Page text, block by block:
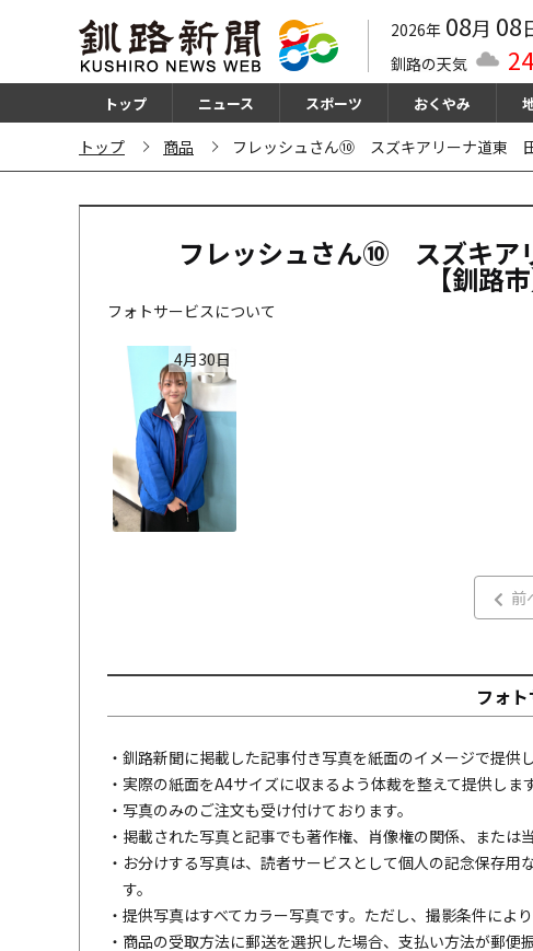
2026年 08月 08
釧路の天気
トップ ニュース スポーツ おくやみ
トップ 商品 フレッシュさん⑩ スズキアリーナ道東
フレッシュさん⑩ スズキア
【釧路
フォトサービスについて
4月30日
前
フォ
・釧路新聞に掲載した記事付き写真を紙面のイメージで提供し
・実際の紙面をA4サイズに収まるよう体裁を整えて提供します
・写真のみのご注文も受け付けております。
・掲載された写真と記事でも著作権、肖像権の関係、または
・お分けする写真は、読者サービスとして個人の記念保存
す。
・提供写真はすべてカラー写真です。ただし、撮影条件によ
・商品の受取方法に郵送を選択した場合、支払い方法が郵便